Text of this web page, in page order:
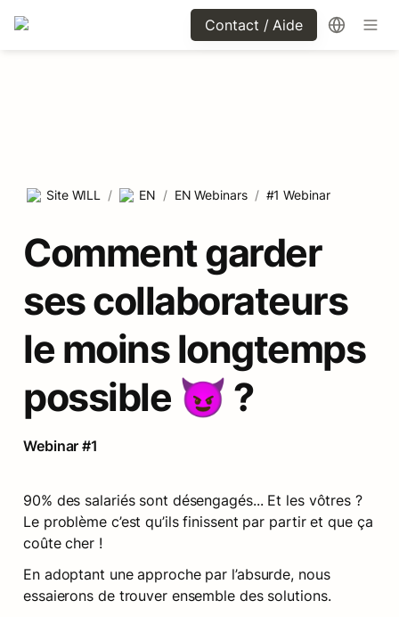
Contact / Aide
Site WILL / EN / EN Webinars / #1 Webinar
Comment garder
ses collaborateurs
le moins longtemps
possible 😈 ?
Webinar #1
90% des salariés sont désengagés... Et les vôtres ?
Le problème c’est qu’ils finissent par partir et que ça
coûte cher !
En adoptant une approche par l’absurde, nous
essaierons de trouver ensemble des solutions.